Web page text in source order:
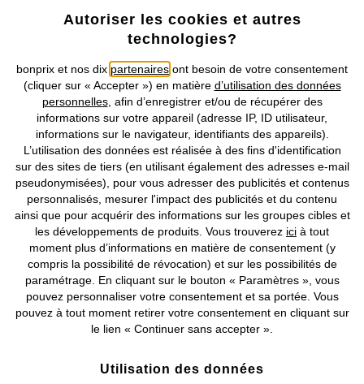
PREMIUM
Pantalon large, style 5 poches
CHF 99,95
PREMIUM
Doudoune à manches en maille
CHF 169,95
Autoriser les cookies et autres
technologies?
bonprix et nos dix partenaires ont besoin de votre consentement
(cliquer sur « Accepter ») en matière d’utilisation des données
personnelles, afin d’enregistrer et/ou de récupérer des
informations sur votre appareil (adresse IP, ID utilisateur,
informations sur le navigateur, identifiants des appareils).
L’utilisation des données est réalisée à des fins d'identification
sur des sites de tiers (en utilisant également des adresses e-mail
pseudonymisées), pour vous adresser des publicités et contenus
personnalisés, mesurer l'impact des publicités et du contenu
ainsi que pour acquérir des informations sur les groupes cibles et
les développements de produits. Vous trouverez ici à tout
moment plus d’informations en matière de consentement (y
compris la possibilité de révocation) et sur les possibilités de
paramétrage. En cliquant sur le bouton « Paramètres », vous
pouvez personnaliser votre consentement et sa portée. Vous
pouvez à tout moment retirer votre consentement en cliquant sur
le lien « Continuer sans accepter ».
Utilisation des données